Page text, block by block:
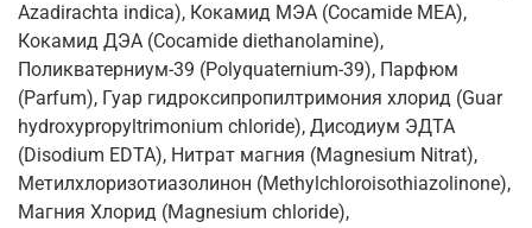
Azadirachta indica), Кокамид МЭА (Cocamide MEA),
Кокамид ДЭА (Cocamide diethanolamine),
Поликватерниум-39 (Polyquaternium-39), Парфюм
(Parfum), Гуар гидроксипропилтримония хлорид (Guar
hydroxypropyltrimonium chloride), Дисодиум ЭДТА
(Disodium EDTA), Нитрат магния (Magnesium Nitrat),
Метилхлоризотиазолинон (Methylchloroisothiazolinone),
Магния Хлорид (Magnesium chloride),